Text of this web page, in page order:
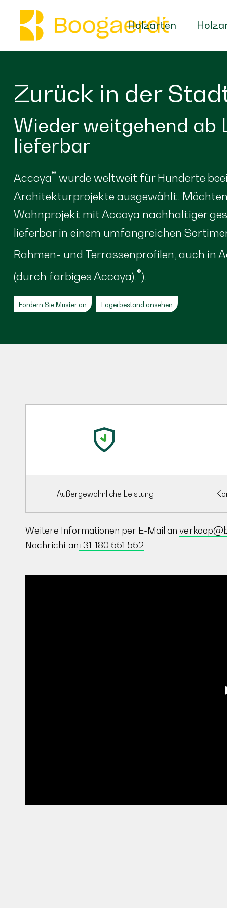
Holzarten
Zurück in der
Wieder weitgehend ab
lieferbar
Accoya® wurde weltweit für Hunderte
Architekturprojekte ausgewählt.
Wohnprojekt mit Accoya nachhaltiger
lieferbar in einem umfangreichen
Rahmen- und Terrassenprofilen, auch in
(durch farbiges Accoya).®).
Fordern Sie Muster an Lagerbestand ansehen
Außergewöhnliche Leistung
Weitere Informationen per E-Mail an
Nachricht an+31-180 551 552